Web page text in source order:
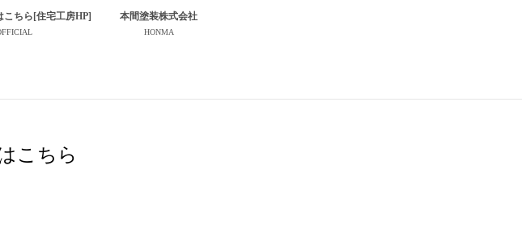
こちら[住宅工房HP] 本間塗装株式会社
HONMA
こちら